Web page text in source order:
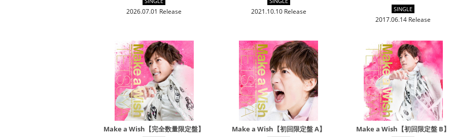
2026.07.01 Release 2021.10.10 Release SINGLE
2017.06.14 Release
Make a Wish【完全数量限定盤】 Make a Wish【初回限定盤 A】 Make a Wish【初回限定盤 B】